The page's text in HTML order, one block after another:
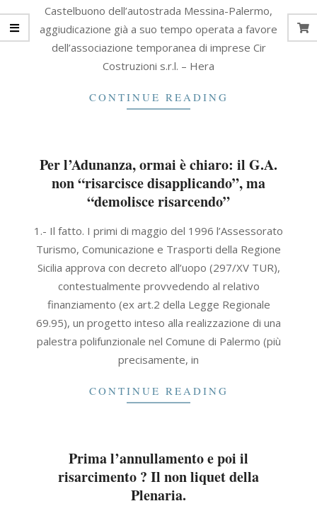
Castelbuono dell’autostrada Messina-Palermo,
aggiudicazione già a suo tempo operata a favore
dell’associazione temporanea di imprese Cir
Costruzioni s.r.l. – Hera
CONTINUE READING
Per l’Adunanza, ormai è chiaro: il G.A.
non “risarcisce disapplicando”, ma
“demolisce risarcendo”
09-
30
1.- Il fatto. I primi di maggio del 1996 l’Assessorato
Turismo, Comunicazione e Trasporti della Regione
Sicilia approva con decreto all’uopo (297/XV TUR),
contestualmente provvedendo al relativo
finanziamento (ex art.2 della Legge Regionale
69.95), un progetto inteso alla realizzazione di una
palestra polifunzionale nel Comune di Palermo (più
precisamente, in
CONTINUE READING
Prima l’annullamento e poi il
risarcimento ? Il non liquet della
Plenaria.